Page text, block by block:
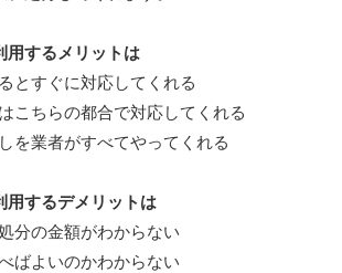
用するメリットは
とすぐに対応してくれる
こちらの都合で対応してくれる
を業者がすべてやってくれる
用するデメリットは
分の金額がわからない
ばよいのかわからない